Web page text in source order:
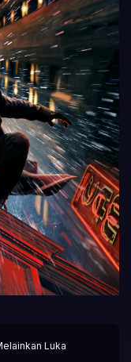
Luka